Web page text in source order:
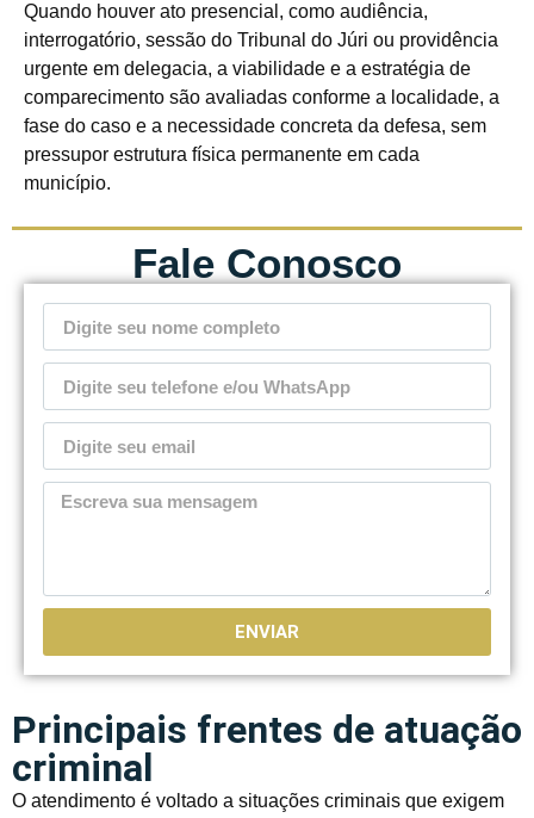
Quando houver ato presencial, como audiência,
interrogatório, sessão do Tribunal do Júri ou providência
urgente em delegacia, a viabilidade e a estratégia de
comparecimento são avaliadas conforme a localidade, a
fase do caso e a necessidade concreta da defesa, sem
pressupor estrutura física permanente em cada
município.
Fale Conosco
ENVIAR
Principais frentes de atuação
criminal
O atendimento é voltado a situações criminais que exigem